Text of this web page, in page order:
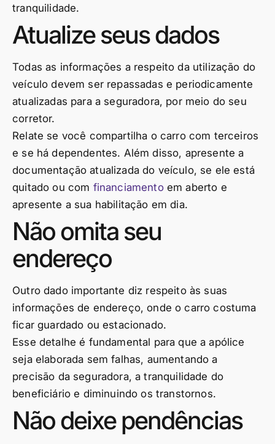
tranquilidade.
Atualize seus dados
Todas as informações a respeito da utilização do
veículo devem ser repassadas e periodicamente
atualizadas para a seguradora, por meio do seu
corretor.
Relate se você compartilha o carro com terceiros
e se há dependentes. Além disso, apresente a
documentação atualizada do veículo, se ele está
quitado ou com financiamentoem aberto e
apresente a sua habilitação em dia.
Não omita seu
endereço
Outro dado importante diz respeito às suas
informações de endereço, onde o carro costuma
ficar guardado ou estacionado.
Esse detalhe é fundamental para que a apólice
seja elaborada sem falhas, aumentando a
precisão da seguradora, a tranquilidade do
beneficiário e diminuindo os transtornos.
Não deixe pendências